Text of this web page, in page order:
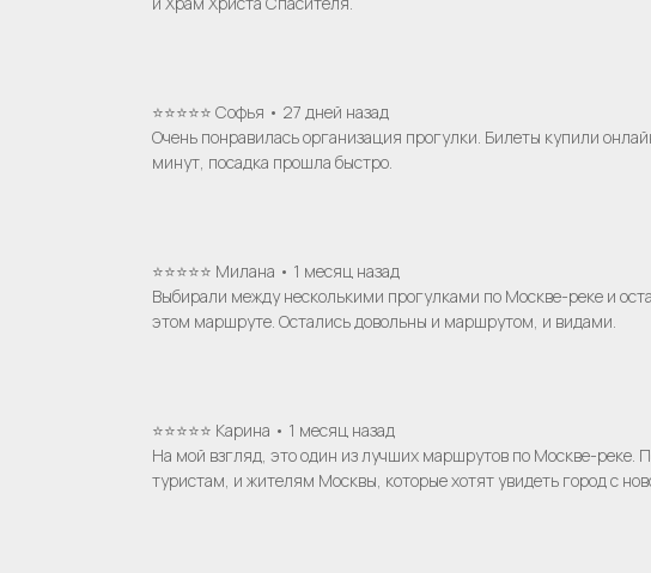
⭐⭐⭐⭐⭐ Софья • 27 дней назад
Очень понравилась организация прогулки. Билеты купили
минут, посадка прошла быстро.
⭐⭐⭐⭐⭐ Милана • 1 месяц назад
Выбирали между несколькими прогулками по Москве-реке и
этом маршруте. Остались довольны и маршрутом, и видами.
⭐⭐⭐⭐⭐ Карина • 1 месяц назад
На мой взгляд, это один из лучших маршрутов по Москве-реке.
туристам, и жителям Москвы, которые хотят увидеть город с
Аренда теплоходов Контакты
Меню